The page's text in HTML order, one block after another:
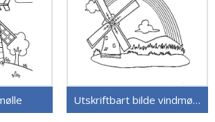
Utskriftbart bilde vindmølle